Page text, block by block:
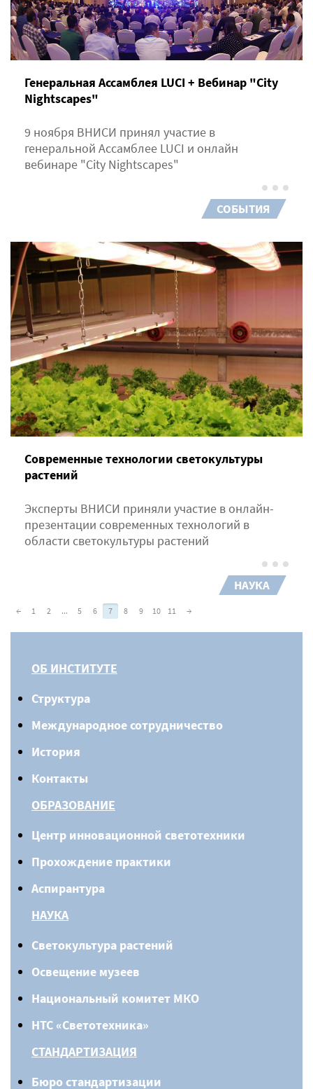
Генеральная Ассамблея LUCI + Вебинар "City
Nightscapes"
9 ноября ВНИСИ принял участие в
генеральной Ассамблее LUCI и онлайн
вебинаре "City Nightscapes"
СОБЫТИЯ
Современные технологии светокультуры
растений
Эксперты ВНИСИ приняли участие в онлайн-
презентации современных технологий в
области светокультуры растений
НАУКА
← 1 2 ... 5 6 7 8 9 10 11 →
ОБ ИНСТИТУТЕ
Структура
Международное сотрудничество
История
Контакты
ОБРАЗОВАНИЕ
Центр инновационной светотехники
Прохождение практики
Аспирантура
НАУКА
Светокультура растений
Освещение музеев
Национальный комитет МКО
НТС «Светотехника»
СТАНДАРТИЗАЦИЯ
Бюро стандартизации